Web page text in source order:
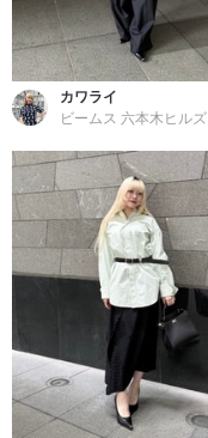
カワライ
ビームス 六本木ヒルズ